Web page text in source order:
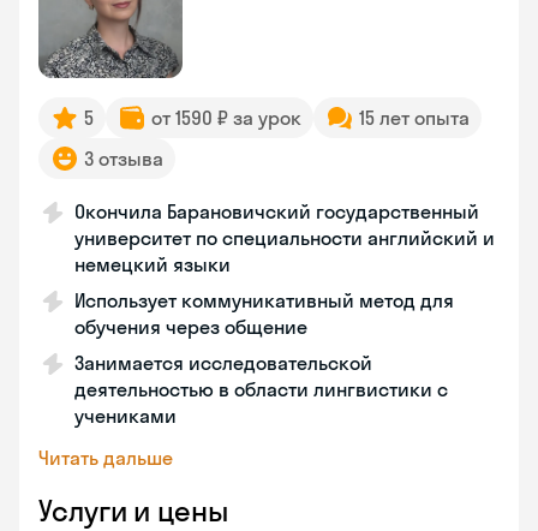
5 от 1590 ₽ за урок
15 лет опыта
3 отзыва
Окончила Барановичский государственный
университет по специальности английский и
немецкий языки
Использует коммуникативный метод для
обучения через общение
Занимается исследовательской
деятельностью в области лингвистики с
учениками
Читать дальше
Услуги и цены